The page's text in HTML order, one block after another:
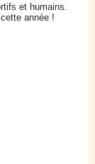
et humains.
année !